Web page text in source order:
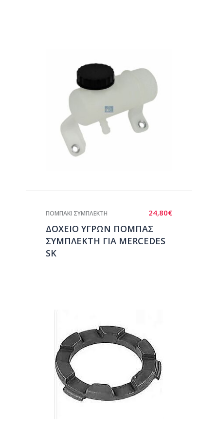
24,80€
ΠΟΜΠΑΚΙ ΣΥΜΠΛΕΚΤΗ
ΔΟΧΕΙΟ ΥΓΡΩΝ ΠΟΜΠΑΣ
ΣΥΜΠΛΕΚΤΗ ΓΙΑ MERCEDES
SK